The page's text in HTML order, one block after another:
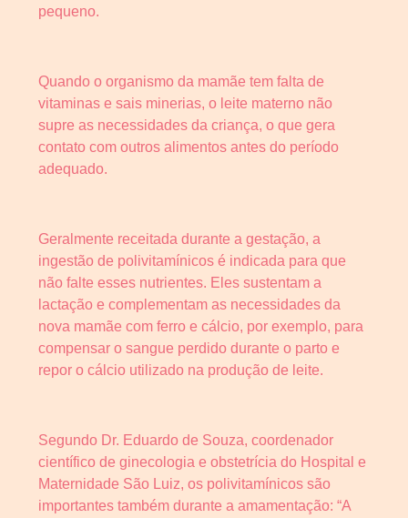
pequeno.
Quando o organismo da mamãe tem falta de
vitaminas e sais minerias, o leite materno não
supre as necessidades da criança, o que gera
contato com outros alimentos antes do período
adequado.
Geralmente receitada durante a gestação, a
ingestão de polivitamínicos é indicada para que
não falte esses nutrientes. Eles sustentam a
lactação e complementam as necessidades da
nova mamãe com ferro e cálcio, por exemplo, para
compensar o sangue perdido durante o parto e
repor o cálcio utilizado na produção de leite.
Segundo Dr. Eduardo de Souza, coordenador
científico de ginecologia e obstetrícia do Hospital e
Maternidade São Luiz, os polivitamínicos são
importantes também durante a amamentação: “A